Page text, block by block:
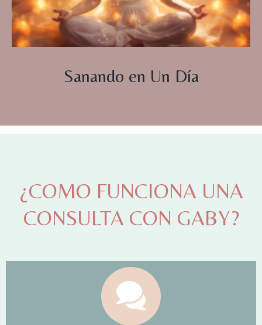
Sanando en Un Día
¿COMO FUNCIONA UNA
CONSULTA CON GABY?